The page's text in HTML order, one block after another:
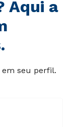
Aqui a
em seu perfil.